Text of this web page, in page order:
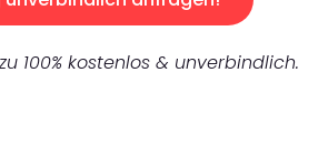
100% kostenlos & unverbindlich.